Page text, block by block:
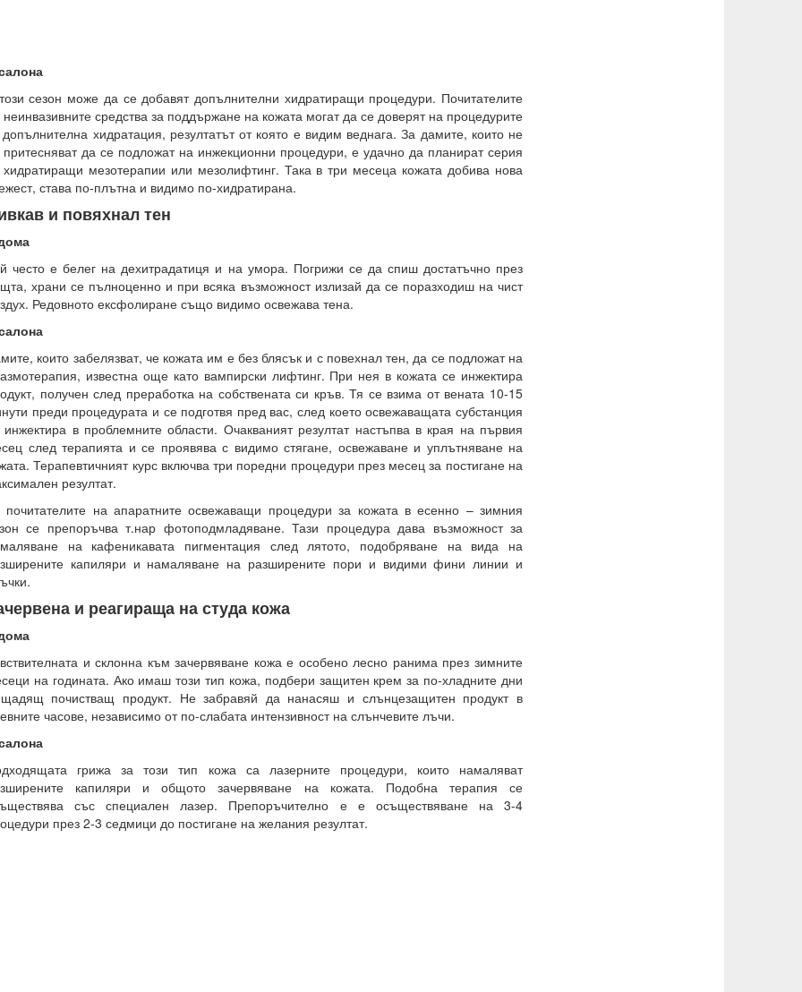
сезон може да се добавят допълнителни хидратиращи процедури. Почитателите
неинвазивните средства за поддържане на кожата могат да се доверят на процедурите
допълнителна хидратация, резултатът от която е видим веднага. За дамите, които не
притесняват да се подложат на инжекционни процедури, е удачно да планират серия
хидратиращи мезотерапии или мезолифтинг. Така в три месеца кожата добива нова
става по-плътна и видимо по-хидратирана.
и повяхнал тен
често е белег на дехитрадатиця и на умора. Погрижи се да спиш достатъчно през
храни се пълноценно и при всяка възможност излизай да се поразходиш на чист
Редовното ексфолиране също видимо освежава тена.
които забелязват, че кожата им е без блясък и с повехнал тен, да се подложат на
известна още като вампирски лифтинг. При нея в кожата се инжектира
получен след преработка на собствената си кръв. Тя се взима от вената 10-15
преди процедурата и се подготвя пред вас, след което освежаващата субстанция
инжектира в проблемните области. Очакваният резултат настъпва в края на първия
след терапията и се проявява с видимо стягане, освежаване и уплътняване на
Терапевтичният курс включва три поредни процедури през месец за постигане на
резултат.
почитателите на апаратните освежаващи процедури за кожата в есенно – зимния
се препоръчва т.нар фотоподмладяване. Тази процедура дава възможност за
на кафеникавата пигментация след лятото, подобряване на вида на
капиляри и намаляване на разширените пори и видими фини линии и
и реагираща на студа кожа
и склонна към зачервяване кожа е особено лесно ранима през зимните
на годината. Ако имаш този тип кожа, подбери защитен крем за по-хладните дни
почистващ продукт. Не забравяй да нанасяш и слънцезащитен продукт в
часове, независимо от по-слабата интензивност на слънчевите лъчи.
грижа за този тип кожа са лазерните процедури, които намаляват
капиляри и общото зачервяване на кожата. Подобна терапия се
със специален лазер. Препоръчително е е осъществяване на 3-4
през 2-3 седмици до постигане на желания резултат.